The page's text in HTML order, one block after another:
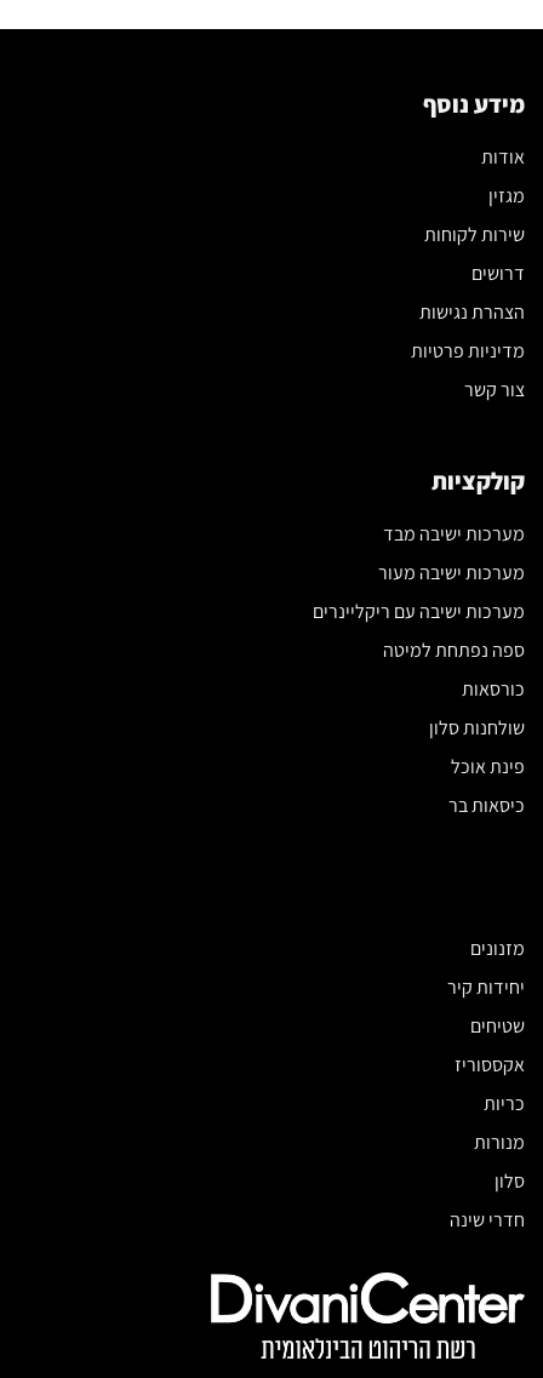
שלכם
מידע נוסף
אודות
מגזין
שירות לקוחות
דרושים
הצהרת נגישות
מדיניות פרטיות
צור קשר
קולקציות
מערכות ישיבה מבד
מערכות ישיבה מעור
מערכות ישיבה עם ריקליינרים
ספה נפתחת למיטה
כורסאות
שולחנות סלון
פינת אוכל
כיסאות בר
מזנונים
יחידות קיר
שטיחים
אקססוריז
כריות
מנורות
סלון
חדרי שינה